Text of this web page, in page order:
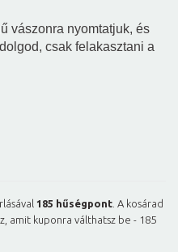
vászonra nyomtatjuk, és
csak felakasztani a
185 hűségpont . A kosárad
amit kuponra válthatsz be - 185